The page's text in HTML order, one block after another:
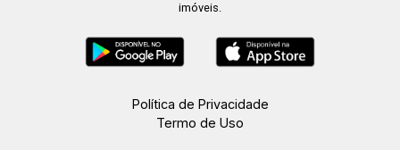
imóveis.
Política de Privacidade
Termo de Uso